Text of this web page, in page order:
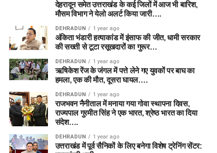
देहरादून समेत उत्तराखंड के कई जिलों में आज भी बारिश,
मौसम विभाग ने येलो अलर्ट किया जारी….
DEHRADUN 1 year ago
अंकिता भंडारी हत्याकांड में इंसाफ की जीत, धामी सरकार
की सख्ती से टूटा रसूखदारों का गुरूर…
DEHRADUN 1 year ago
ऋषिकेश रेंज के जंगल में पत्ते लेने गए युवकों पर बाघ का
हमला, एक की मौत, दूसरा घायल….
DEHRADUN 1 year ago
राजभवन नैनीताल में मनाया गया गोवा स्थापना दिवस,
राज्यपाल गुरमीत सिंह ने एक भारत, श्रेष्ठ भारत का दिया
संदेश….
DEHRADUN 1 year ago
उत्तराखंड में पूर्व सैनिकों के लिए बनेगा विशेष ट्रेनिंग सेंटर: